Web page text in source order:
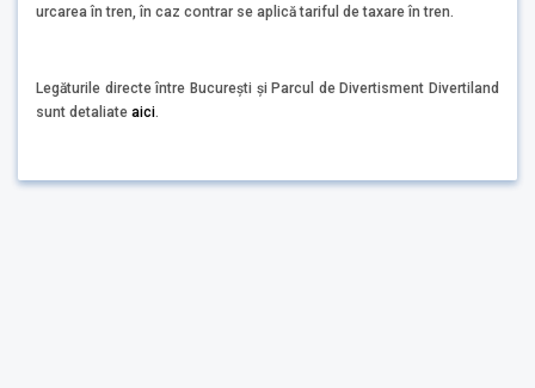
urcarea în tren, în caz contrar se aplică tariful de taxare în tren.
Legăturile directe între Bucureşti şi Parcul de Divertisment Divertiland
sunt detaliate aici